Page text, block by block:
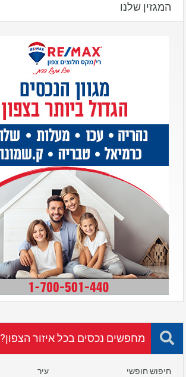
המגזין שלנו
מחפשים נכסים בכל איזור הצפון?
חיפוש חופשי עיר